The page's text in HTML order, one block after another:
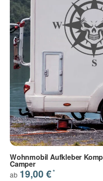
Wohnmobil Aufkleber
Camper
ab 19,00 €*